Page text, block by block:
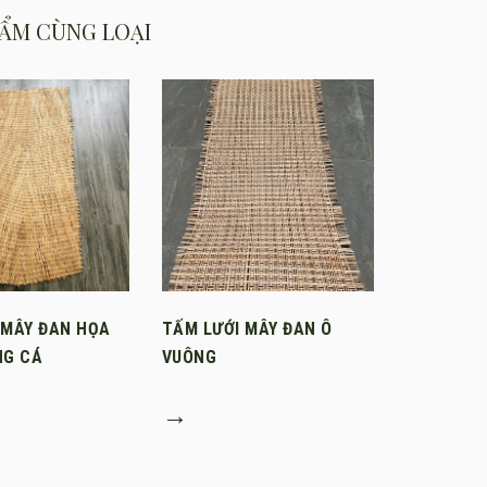
CÙNG LOẠI
ĐAN HỌA
CÁ
TẤM LƯỚI MÂY ĐAN Ô
VUÔNG
→